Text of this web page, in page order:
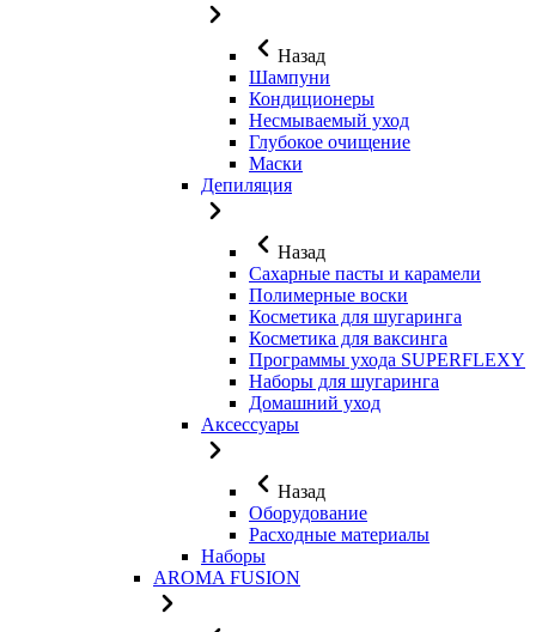
Назад
Шампуни
Кондиционеры
Несмываемый уход
Глубокое очищение
Маски
Депиляция
Назад
Сахарные пасты и карамели
Полимерные воски
Косметика для шугаринга
Косметика для ваксинга
Программы ухода SUPERFLEXY
Наборы для шугаринга
Домашний уход
Аксессуары
Назад
Оборудование
Расходные материалы
Наборы
AROMA FUSION